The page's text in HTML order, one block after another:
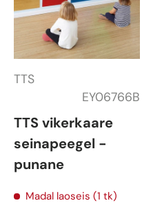
TTS
EY06766B
TTS vikerkaare
seinapeegel -
punane
Madal laoseis (1 tk)